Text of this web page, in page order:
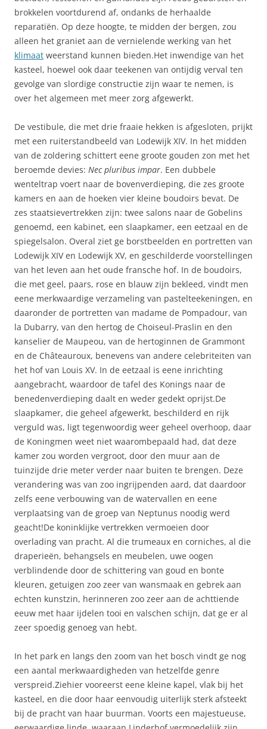
brokkelen voortdurend af, ondanks de herhaalde
reparatiën. Op deze hoogte, te midden der bergen, zou
alleen het graniet aan de vernielende werking van het
klimaat weerstand kunnen bieden.Het inwendige van het
kasteel, hoewel ook daar teekenen van ontijdig verval ten
gevolge van slordige constructie zijn waar te nemen, is
over het algemeen met meer zorg afgewerkt.
De vestibule, die met drie fraaie hekken is afgesloten, prijkt
met een ruiterstandbeeld van Lodewijk XIV. In het midden
van de zoldering schittert eene groote gouden zon met het
beroemde devies: Nec pluribus impar. Een dubbele
wenteltrap voert naar de bovenverdieping, die zes groote
kamers en aan de hoeken vier kleine boudoirs bevat. De
zes staatsievertrekken zijn: twee salons naar de Gobelins
genoemd, een kabinet, een slaapkamer, een eetzaal en de
spiegelsalon. Overal ziet ge borstbeelden en portretten van
Lodewijk XIV en Lodewijk XV, en geschilderde voorstellingen
van het leven aan het oude fransche hof. In de boudoirs,
die met geel, paars, rose en blauw zijn bekleed, vindt men
eene merkwaardige verzameling van pastelteekeningen, en
daaronder de portretten van madame de Pompadour, van
la Dubarry, van den hertog de Choiseul-Praslin en den
kanselier de Maupeou, van de hertoginnen de Grammont
en de Châteauroux, benevens van andere celebriteiten van
het hof van Louis XV. In de eetzaal is eene inrichting
aangebracht, waardoor de tafel des Konings naar de
benedenverdieping daalt en weder gedekt oprijst.De
slaapkamer, die geheel afgewerkt, beschilderd en rijk
verguld was, ligt tegenwoordig weer geheel overhoop, daar
de Koningmen weet niet waarombepaald had, dat deze
kamer zou worden vergroot, door den muur aan de
tuinzijde drie meter verder naar buiten te brengen. Deze
verandering was van zoo ingrijpenden aard, dat daardoor
zelfs eene verbouwing van de watervallen en eene
verplaatsing van de groep van Neptunus noodig werd
geacht!De koninklijke vertrekken vermoeien door
overlading van pracht. Al die trumeaux en corniches, al die
draperieën, behangsels en meubelen, uwe oogen
verblindende door de schittering van goud en bonte
kleuren, getuigen zoo zeer van wansmaak en gebrek aan
echten kunstzin, herinneren zoo zeer aan de achttiende
eeuw met haar ijdelen tooi en valschen schijn, dat ge er al
zeer spoedig genoeg van hebt.
In het park en langs den zoom van het bosch vindt ge nog
een aantal merkwaardigheden van hetzelfde genre
verspreid.Ziehier vooreerst eene kleine kapel, vlak bij het
kasteel, en die door haar eenvoudig uiterlijk sterk afsteekt
bij de pracht van haar buurman. Voorts een majestueuse,